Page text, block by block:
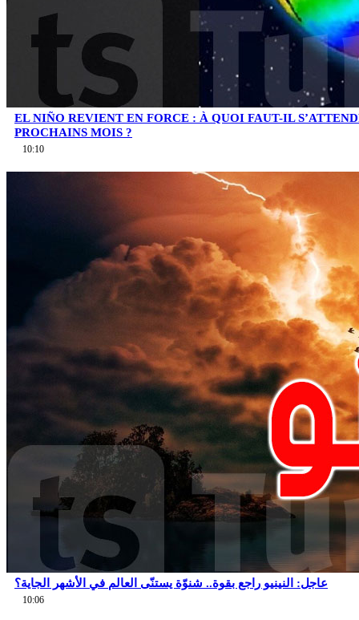
EL NIÑO REVIENT EN FORCE : À QUOI FAUT-IL
PROCHAINS MOIS ?
10:10
عاجل: النينيو راجع بقوة.. شنوّة يستنّى العالم في الأشهر الجاية؟
10:06